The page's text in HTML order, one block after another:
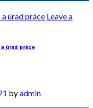
úrad práce Leave a
úrad práce
byadmin